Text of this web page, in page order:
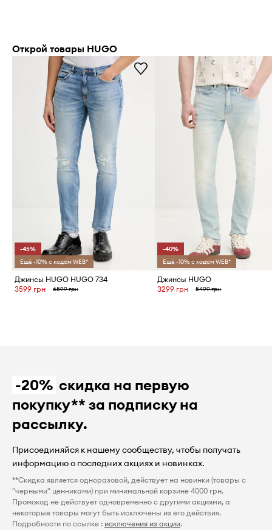
Открой товары HUGO
-45%
Ещё -10% с кодом WEB*
Джинсы HUGO HUGO 734
3599 грн
6599 грн
-40%
Ещё -10% с кодом WEB*
Джинсы HUGO
3299 грн
5499 грн
-20% скидка на первую
покупку** за подписку на
рассылку.
Присоединяйся к нашему сообществу, чтобы получать
информацию о последних акциях и новинках.
**Скидка является одноразовой, действует на новинки (товары с
"черными" ценниками) при минимальной корзине 4000 грн.
Промокод не действует одновременно с другими акциями, а
некоторые товары могут быть исключены из его действия.
Подробности по ссылке : исключения из акции.